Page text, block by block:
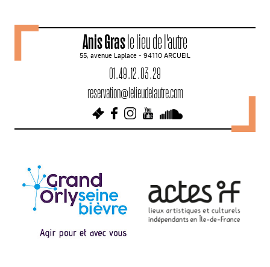
v
g
o
Anis Grasle lieu de l'autre
55, avenue Laplace - 94110 ARCUEIL
01 . 49 . 12 . 03 . 29
reservation@lelieudelautre.com